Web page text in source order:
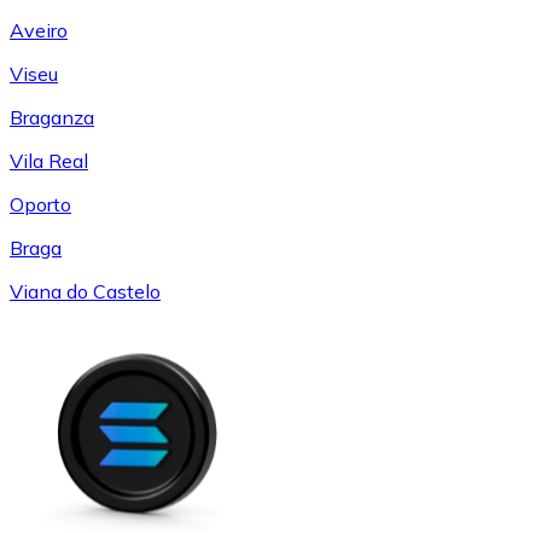
Aveiro
Viseu
Braganza
Vila Real
Oporto
Braga
Viana do Castelo